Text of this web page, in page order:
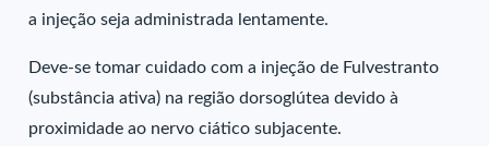
a injeção seja administrada lentamente.
Deve-se tomar cuidado com a injeção de Fulvestranto
(substância ativa) na região dorsoglútea devido à
proximidade ao nervo ciático subjacente.